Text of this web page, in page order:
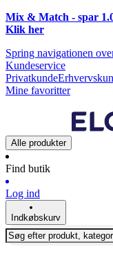
Mix & Match - spar
Klik her
Spring navigationen
Kundeservice
Privatkunde
Mine favoritter
Alle produkter
Find butik
Log ind
Indkøbskurv